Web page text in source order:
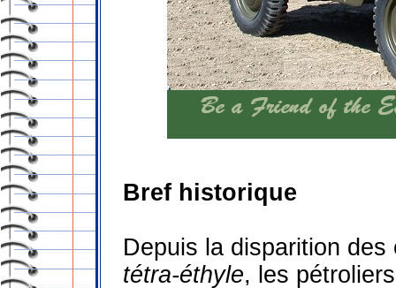
Bref historique
Depuis la disparition
tétra-éthyle, les